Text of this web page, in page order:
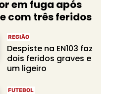
em fuga após
com três feridos
REGIÃO
Despiste na EN103 faz
dois feridos graves e
um ligeiro
FUTEBOL